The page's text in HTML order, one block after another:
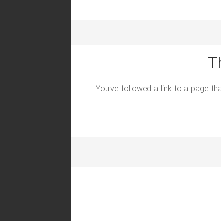
You've followed a link to a page